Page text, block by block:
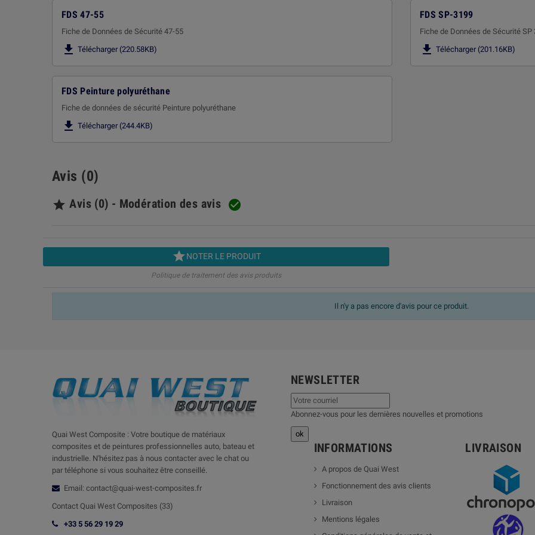
FDS 47-55
Fiche de Données de Sécurité 47-55
 Télécharger (220.58KB)
FDS SP-3199
Fiche de Données de Sécurité SP
 Télécharger (201.16KB)
FDS Peinture polyuréthane
Fiche de données de sécurité Peinture polyuréthane
 Télécharger (244.4KB)
Avis (0)
 Avis (0) - Modération des avis 
NOTER LE PRODUIT
Politique de traitement des avis produits
Il n'y a pas encore d'avis pour ce produit.
Quai West Composite : Votre boutique de matériaux
composites et de peintures professionnelles auto, bateau et
industrielle. N'hésitez pas à nous contacter avec le chat ou
par téléphone si vous souhaitez être conseillé.
Email: contact@quai-west-composites.fr
Contact Quai West Composites (33)
+33 5 56 29 19 29
NEWSLETTER
Abonnez-vous pour les dernières nouvelles et promotions
INFORMATIONS
A propos de Quai West
Fonctionnement des avis clients
Livraison
Mentions légales
LIVRAISON